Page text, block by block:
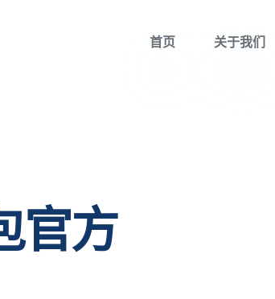
首页 关于我们
官方